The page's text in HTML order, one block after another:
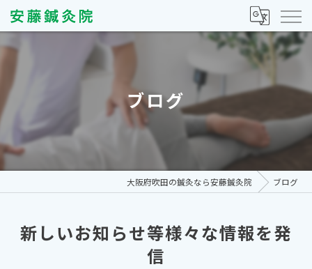
ブログ
大阪府吹田の鍼灸なら安藤鍼灸院 ブログ
新しいお知らせ等様々な情報を発
信